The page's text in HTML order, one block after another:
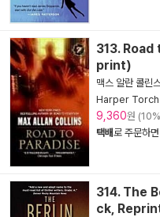
313.
print)
맥스 알란 콜린
Harper Torch
9,360원
택배로 주문하면
314. The
ck,